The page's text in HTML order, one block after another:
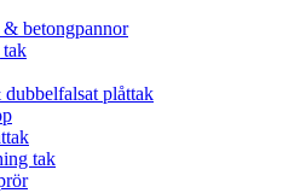
betongpannor
plåttak
tak